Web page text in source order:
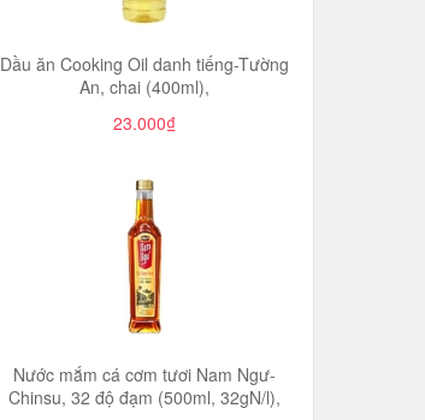
Dầu ăn Cooking Oil danh tiếng-Tường
An, chai (400ml),
23.000₫
Nước mắm cá cơm tươi Nam Ngư-
Chinsu, 32 độ đạm (500ml, 32gN/l),